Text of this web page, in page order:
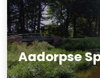
Aadorpse